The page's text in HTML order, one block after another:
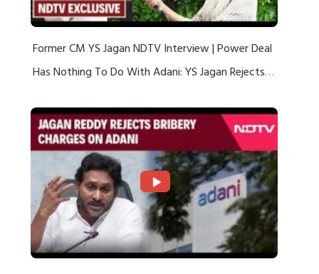
Former CM YS Jagan NDTV Interview | Power Deal
Has Nothing To Do With Adani: YS Jagan Rejects